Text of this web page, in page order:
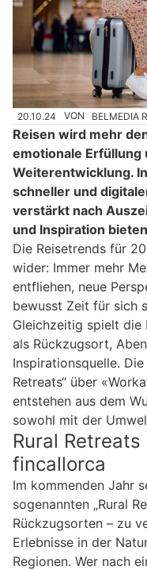
20.10.24 VON BELMEDIA
Reisen wird mehr
emotionale Erfüllung
Weiterentwicklung.
schneller und
verstärkt nach
und Inspiration
Die Reisetrends für
wider: Immer mehr
entfliehen, neue
bewusst Zeit für sich
Gleichzeitig spielt die
als Rückzugsort,
Inspirationsquelle.
Retreats“ über
entstehen aus dem
sowohl mit der
Rural
fincallorca
Im kommenden Jahr
sogenannten „Rural
Rückzugsorten – zu
Erlebnisse in der
Regionen. Wer nach